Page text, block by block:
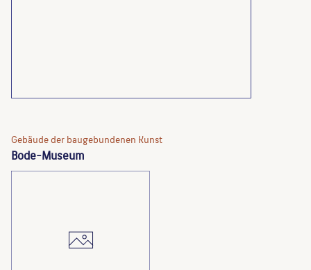
Gebäude der baugebundenen Kunst
Bode-Museum